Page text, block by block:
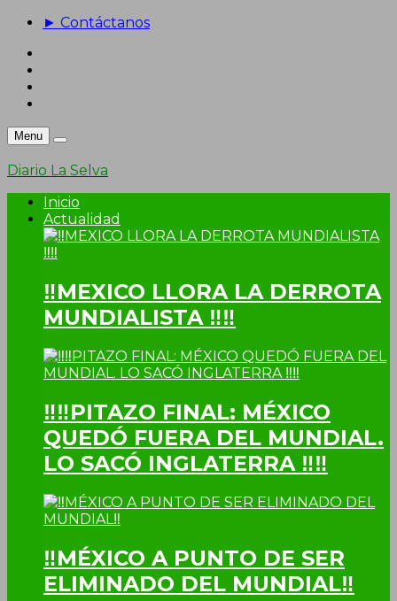
► Contáctanos
Menu
Diario La Selva
Inicio
Actualidad
‼MEXICO LLORA LA DERROTA
MUNDIALISTA ‼‼
‼‼PITAZO FINAL: MÉXICO
QUEDÓ FUERA DEL MUNDIAL.
LO SACÓ INGLATERRA ‼‼
‼MÉXICO A PUNTO DE SER
ELIMINADO DEL MUNDIAL‼